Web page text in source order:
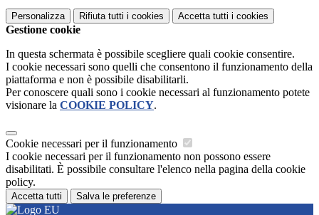
Personalizza Rifiuta tutti i cookies Accetta tutti i cookies
Gestione cookie
In questa schermata è possibile scegliere quali cookie consentire.
I cookie necessari sono quelli che consentono il funzionamento della
piattaforma e non è possibile disabilitarli.
Per conoscere quali sono i cookie necessari al funzionamento potete
visionare la COOKIE POLICY.
Cookie necessari per il funzionamento
I cookie necessari per il funzionamento non possono essere
disabilitati. È possibile consultare l'elenco nella pagina della cookie
policy.
Accetta tutti Salva le preferenze